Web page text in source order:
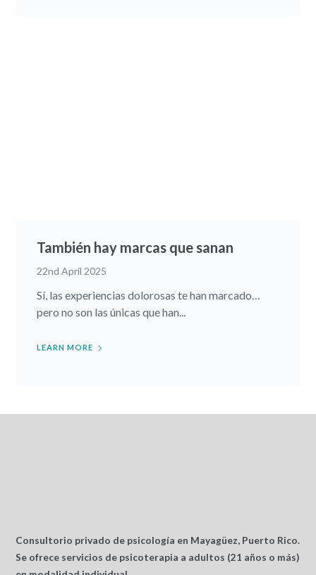
También hay marcas que sanan
22nd April 2025
Sí, las experiencias dolorosas te han marcado…
pero no son las únicas que han...
LEARN MORE
Consultorio privado de psicología en Mayagüez, Puerto Rico.
Se ofrece servicios de psicoterapia a adultos (21 años o más)